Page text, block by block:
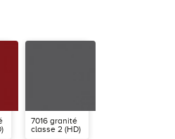
7016 granité
classe 2 (HD)